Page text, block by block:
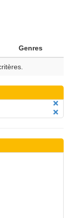
Genres